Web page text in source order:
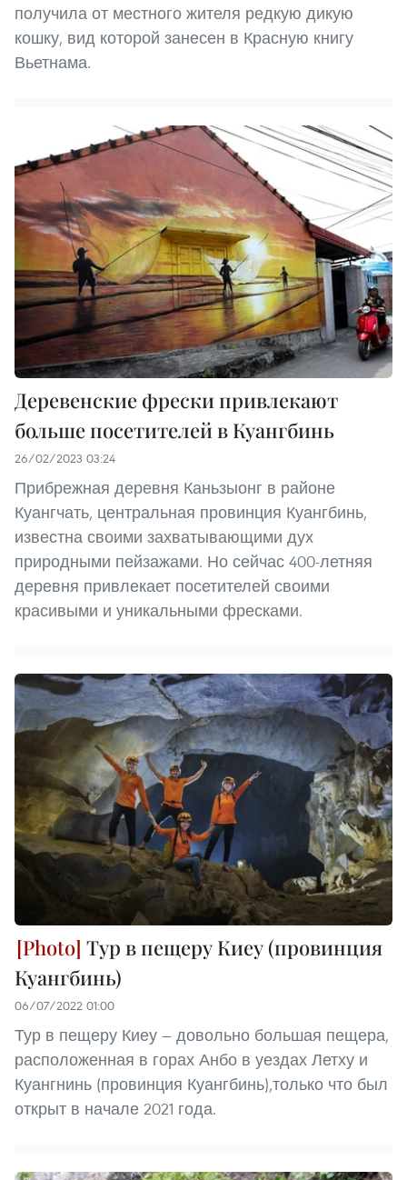
получила от местного жителя редкую дикую
кошку, вид которой занесен в Красную книгу
Вьетнама.
Деревенские фрески привлекают
больше посетителей в Куангбинь
26/02/2023 03:24
Прибрежная деревня Каньзыонг в районе
Куангчать, центральная провинция Куангбинь,
известна своими захватывающими дух
природными пейзажами. Но сейчас 400-летняя
деревня привлекает посетителей своими
красивыми и уникальными фресками.
Тур в пещеру Киеу (провинция
Куангбинь)
06/07/2022 01:00
Тур в пещеру Киеу — довольно большая пещера,
расположенная в горах Анбо в уездах Летху и
Куангнинь (провинция Куангбинь),только что был
открыт в начале 2021 года.